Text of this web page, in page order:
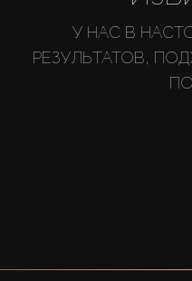
У НАС В
РЕЗУЛЬТАТОВ,